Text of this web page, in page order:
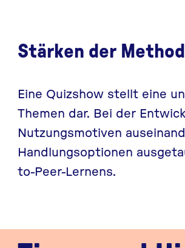
Stärken der
Eine Quizshow stellt eine
Themen dar. Bei der
Nutzungsmotiven
Handlungsoptionen
to-Peer-Lernens.